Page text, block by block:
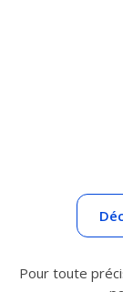
Pour toute